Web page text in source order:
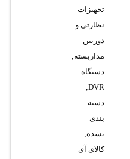
تجهیزات
نظارتی و
دوربین
مداربسته,
دستگاه
DVR
,
دسته
بندی
نشده,
کالای آی